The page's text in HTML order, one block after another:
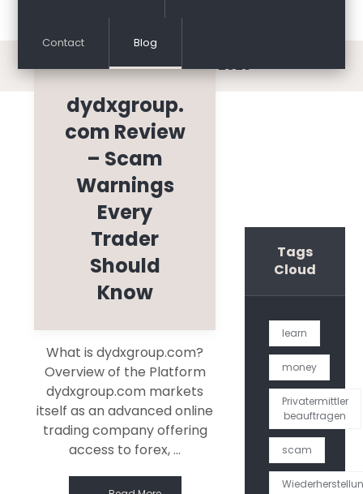
Contact Blog
September 24, 2025
dydxgroup.
com Review
– Scam
Warnings
Every
Trader
Should
Know
What is dydxgroup.com?
Overview of the Platform
dydxgroup.com markets
itself as an advanced online
trading company offering
access to forex, ...
Tags
Cloud
learn
money
Privatermittler
beauftragen
scam